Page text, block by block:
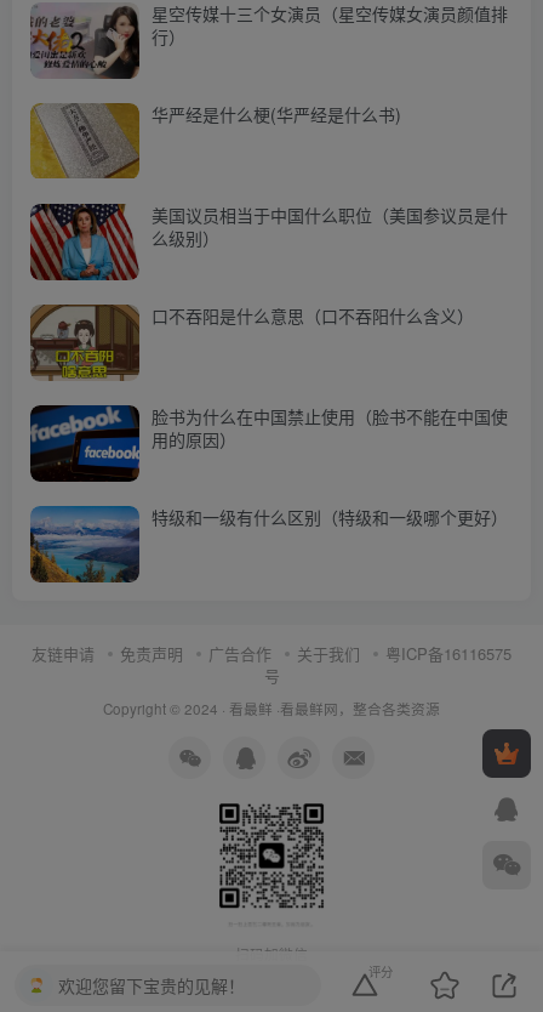
星空传媒十三个女演员（星空传媒女演员颜值排
行）
华严经是什么梗(华严经是什么书)
美国议员相当于中国什么职位（美国参议员是什
么级别）
口不吞阳是什么意思（口不吞阳什么含义）
脸书为什么在中国禁止使用（脸书不能在中国使
用的原因）
特级和一级有什么区别（特级和一级哪个更好）
友链申请 免责声明 广告合作 关于我们
粤ICP备16116575
号
Copyright © 2024 · 看最鲜 ·看最鲜网，整合各类资源
扫码加微信
欢迎您留下宝贵的见解！
评分